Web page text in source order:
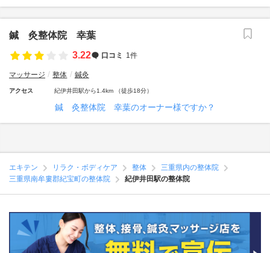
鍼 灸整体院 幸葉
3.22
口コミ 1件
マッサージ 整体 鍼灸
アクセス 紀伊井田駅から1.4km （徒歩18分）
鍼 灸整体院 幸葉のオーナー様ですか？
エキテン リラク・ボディケア 整体
三重県内の整体院
三重県南牟婁郡紀宝町の整体院
紀伊井田駅の整体院